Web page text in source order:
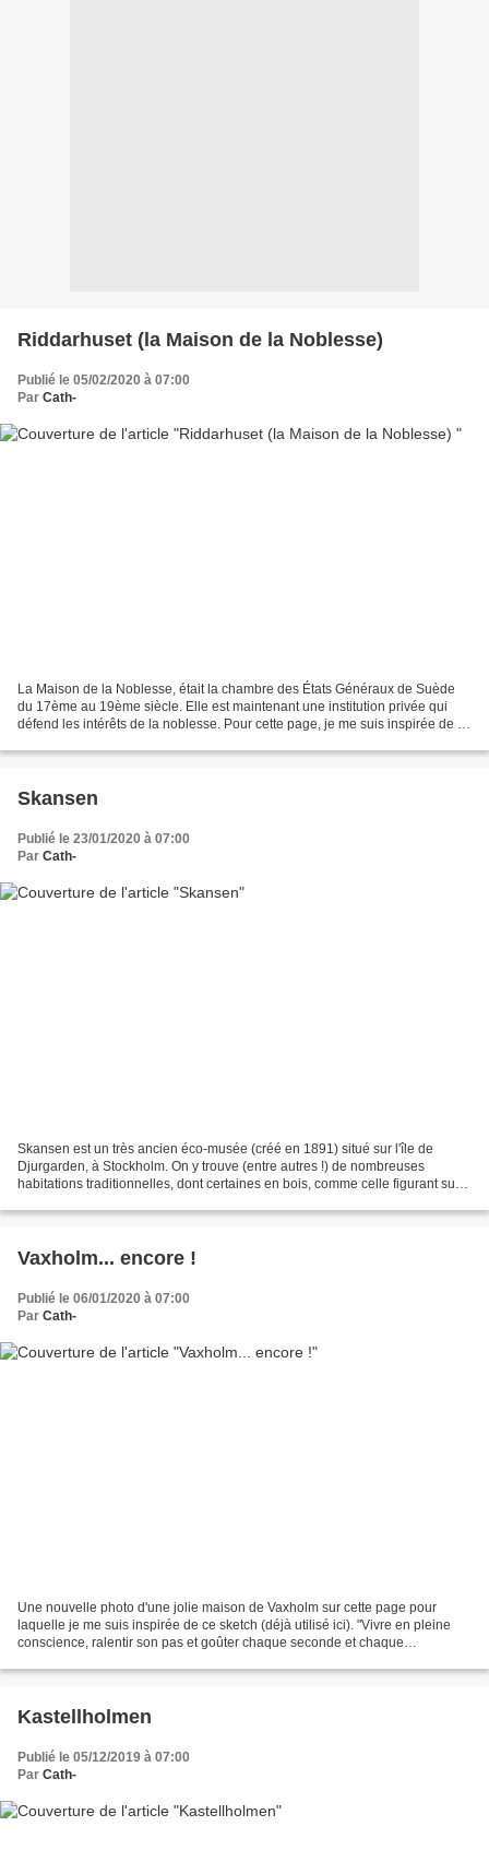
Riddarhuset (la Maison de la Noblesse)
Publié le 05/02/2020 à 07:00
Par Cath-
La Maison de la Noblesse, était la chambre des États Généraux de Suède
du 17ème au 19ème siècle. Elle est maintenant une institution privée qui
défend les intérêts de la noblesse. Pour cette page, je me suis inspirée de ce
Skansen
Publié le 23/01/2020 à 07:00
Par Cath-
Skansen est un très ancien éco-musée (créé en 1891) situé sur l'île de
Djurgarden, à Stockholm. On y trouve (entre autres !) de nombreuses
habitations traditionnelles, dont certaines en bois, comme celle figurant sur
Vaxholm... encore !
Publié le 06/01/2020 à 07:00
Par Cath-
Une nouvelle photo d'une jolie maison de Vaxholm sur cette page pour
laquelle je me suis inspirée de ce sketch (déjà utilisé ici). "Vivre en pleine
conscience, ralentir son pas et goûter chaque seconde et chaque
Kastellholmen
Publié le 05/12/2019 à 07:00
Par Cath-